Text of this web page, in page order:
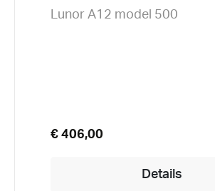
Lunor A12 model 500
€ 406,00
Details